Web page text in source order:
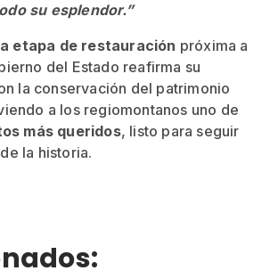
su esplendor.”
etapa de restauración próxima a
del Estado reafirma su
la conservación del patrimonio
a los regiomontanos uno de
más queridos, listo para seguir
la historia.